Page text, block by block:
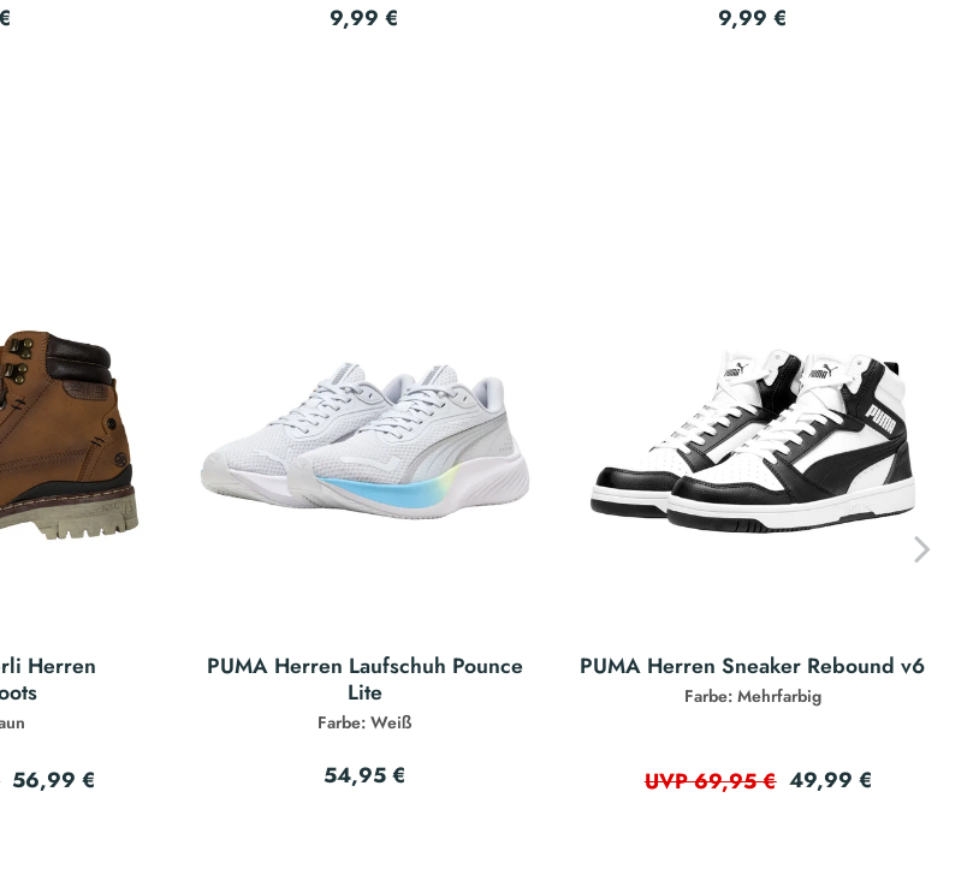
9,99 € 9,99 €
Herren
56,99 €
PUMA Herren Laufschuh Pounce
Lite
Farbe: Weiß
54,95 €
PUMA Herren Sneaker Rebound v6
Farbe: Mehrfarbig
UVP 69,95 € 49,99 €